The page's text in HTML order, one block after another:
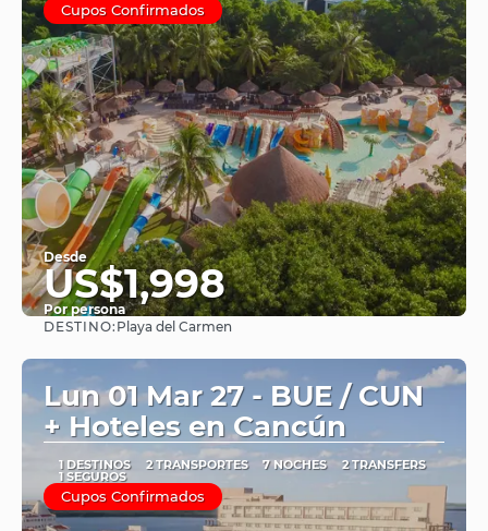
Cupos Confirmados
Desde
US$1,998
Por persona
DESTINO: Playa del Carmen
Lun 01 Mar 27 - BUE / CUN
+ Hoteles en Cancún
1 DESTINOS 2 TRANSPORTES 7 NOCHES 2 TRANSFERS
1 SEGUROS
Cupos Confirmados